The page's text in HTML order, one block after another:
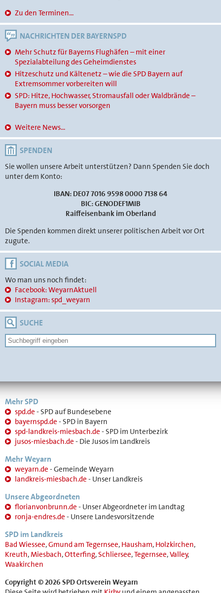
Zu den Terminen...
NACHRICHTEN DER BAYERNSPD
Mehr Schutz für Bayerns Flughäfen – mit einer
Spezialabteilung des Geheimdienstes
Hitzeschutz und Kältenetz – wie die SPD Bayern auf
Extremsommer vorbereiten will
SPD: Hitze, Hochwasser, Stromausfall oder Waldbrände –
Bayern muss besser vorsorgen
Weitere News...
SPENDEN
Sie wollen unsere Arbeit unterstützen? Dann Spenden Sie doch
unter dem Konto:
IBAN: DE07 7016 9598 0000 7138 64
BIC: GENODEF1MIB
Raiffeisenbank im Oberland
Die Spenden kommen direkt unserer politischen Arbeit vor Ort
zugute.
SOCIAL MEDIA
Wo man uns noch findet:
Facebook: WeyarnAktuell
Instagram: spd_weyarn
SUCHE
Mehr SPD
spd.de - SPD auf Bundesebene
bayernspd.de - SPD in Bayern
spd-landkreis-miesbach.de - SPD im Unterbezirk
jusos-miesbach.de - Die Jusos im Landkreis
Mehr Weyarn
weyarn.de - Gemeinde Weyarn
landkreis-miesbach.de - Unser Landkreis
Unsere Abgeordneten
florianvonbrunn.de - Unser Abgeordneter im Landtag
ronja-endres.de - Unsere Landesvorsitzende
SPD im Landkreis
Bad Wiessee,Gmund am Tegernsee, Hausham, Holzkirchen,
Kreuth,Miesbach,Otterfing,Schliersee,Tegernsee,Valley,
Waakirchen
Copyright © 2026 SPD Ortsverein Weyarn